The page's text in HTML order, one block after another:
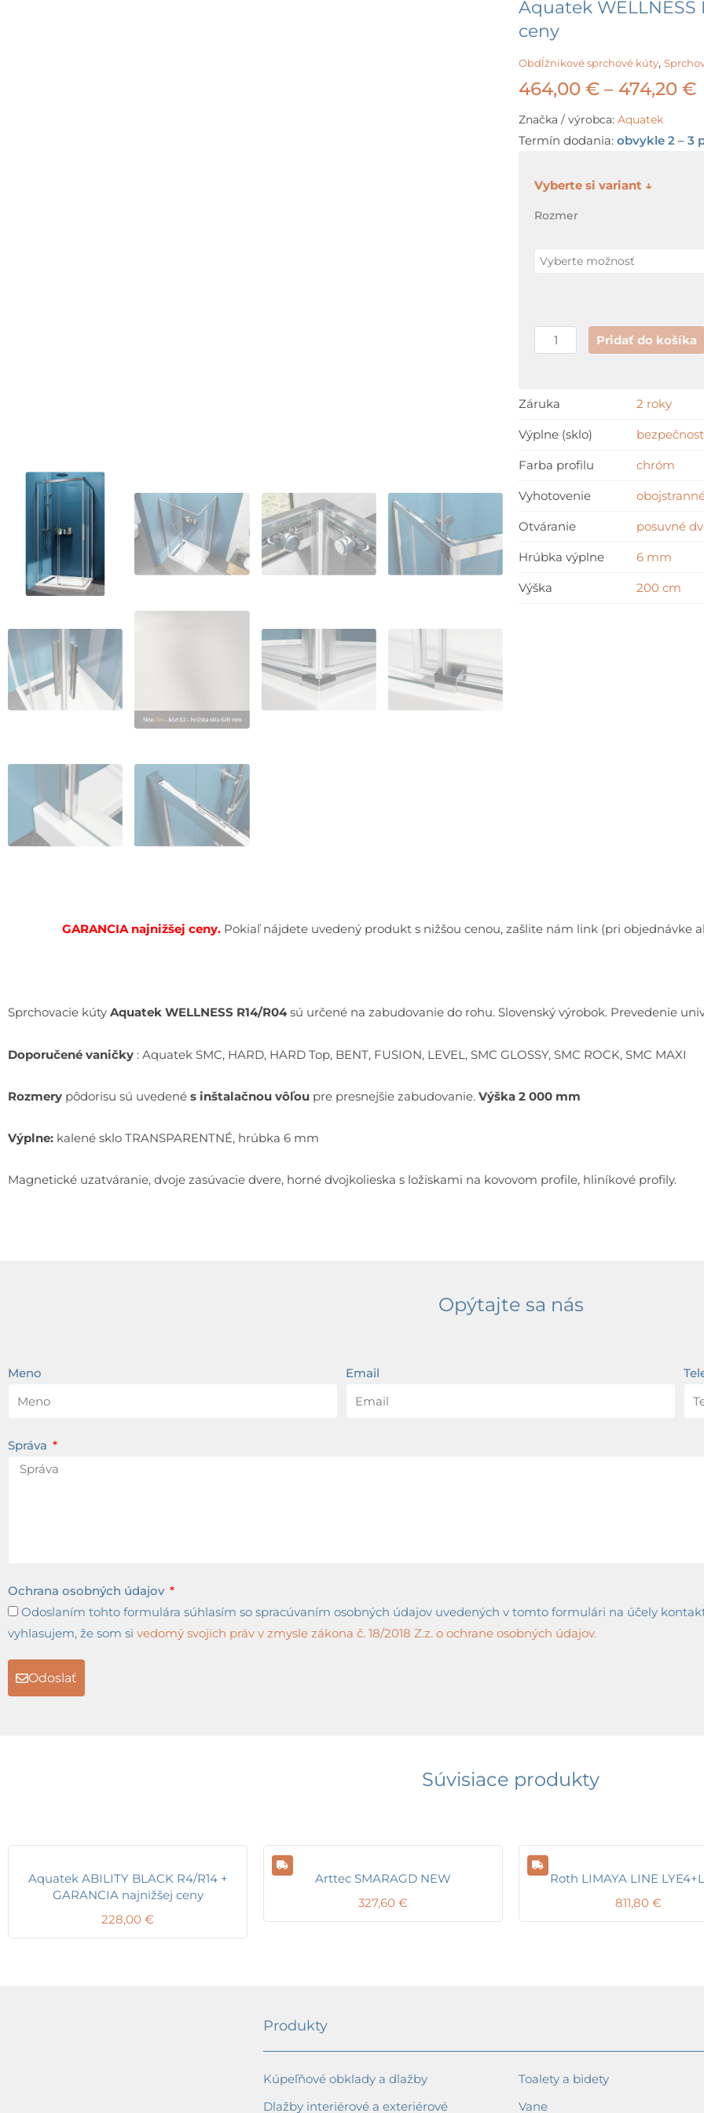
Aquatek WELLNESS
ceny
Obdĺžnikové sprchové kúty,
464,00 € – 474,20 €
Značka / výrobca: Aquatek
Termín dodania: obvykle 2 – 3
Rozmer
množstvo
ceny
Pridať do košíka
Záruka 2 roky
Výplne (sklo)
Farba profilu chróm
Vyhotovenie
Otváranie posuvné
Hrúbka výplne 6 mm
Výška 200 cm
GARANCIA najnižšej ceny. Pokiaľ nájdete uvedený produkt s nižšou cenou, zašlite nám link (pri objednávke
Sprchovacie kúty Aquatek WELLNESS R14/R04sú určené na zabudovanie do rohu. Slovenský výrobok. Prevedenie
Doporučené vaničky : Aquatek SMC, HARD, HARD Top, BENT, FUSION, LEVEL, SMC GLOSSY, SMC ROCK, SMC MAXI
Rozmery pôdorisu sú uvedené s inštalačnou vôľou pre presnejšie zabudovanie. Výška 2 000 mm
Výplne: kalené sklo TRANSPARENTNÉ, hrúbka 6 mm
Magnetické uzatváranie, dvoje zasúvacie dvere, horné dvojkolieska s ložiskami na kovovom profile, hliníkové profily.
Opýtajte sa nás
Meno Email
Správa
Ochrana osobných údajov
Odoslaním tohto formulára súhlasím so spracúvaním osobných údajov uvedených v tomto formulári na účely
vyhlasujem, že som si vedomý svojich práv v zmysle zákona č. 18/2018 Z.z. o ochrane osobných údajov.
Odoslať
Súvisiace produkty
Aquatek ABILITY BLACK R4/R14 +
GARANCIA najnižšej ceny
228,00 €
Arttec SMARAGD NEW
327,60 €
Roth LIMAYA LINE
811,80 €
Produkty
Kúpeľňové obklady a dlažby
Dlažby interiérové a exteriérové
Toalety a bidety
Vane